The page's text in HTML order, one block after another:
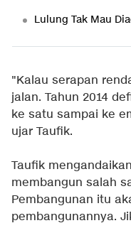
Lulung Tak Mau
"Kalau serapan
jalan. Tahun 2014
ke satu sampai ke
ujar Taufik.
Taufik
membangun salah
Pembangunan itu
pembangunannya.